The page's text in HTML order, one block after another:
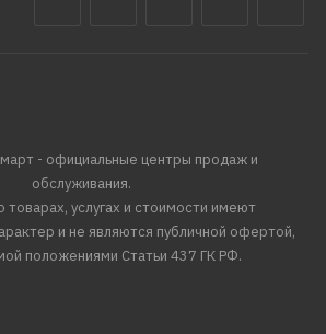
- официальные центры продаж и
обслуживания.
услугах и стоимости имеют
и не являются публичной офертой,
положениями Статьи 437 ГК РФ.